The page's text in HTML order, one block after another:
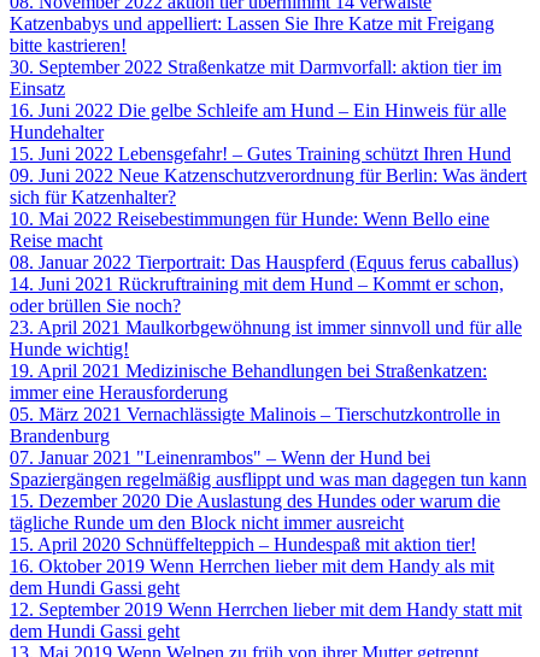
Katzenbabys und appelliert: Lassen Sie Ihre Katze mit Freigang
bitte kastrieren!
30. September 2022 Straßenkatze mit Darmvorfall: aktion tier im
Einsatz
16. Juni 2022 Die gelbe Schleife am Hund – Ein Hinweis für alle
Hundehalter
15. Juni 2022 Lebensgefahr! – Gutes Training schützt Ihren Hund
09. Juni 2022 Neue Katzenschutzverordnung für Berlin: Was ändert
sich für Katzenhalter?
10. Mai 2022 Reisebestimmungen für Hunde: Wenn Bello eine
Reise macht
08. Januar 2022 Tierportrait: Das Hauspferd (Equus ferus caballus)
14. Juni 2021 Rückruftraining mit dem Hund – Kommt er schon,
oder brüllen Sie noch?
23. April 2021 Maulkorbgewöhnung ist immer sinnvoll und für alle
Hunde wichtig!
19. April 2021 Medizinische Behandlungen bei Straßenkatzen:
immer eine Herausforderung
05. März 2021 Vernachlässigte Malinois – Tierschutzkontrolle in
Brandenburg
07. Januar 2021 "Leinenrambos" – Wenn der Hund bei
Spaziergängen regelmäßig ausflippt und was man dagegen tun kann
15. Dezember 2020 Die Auslastung des Hundes oder warum die
tägliche Runde um den Block nicht immer ausreicht
15. April 2020 Schnüffelteppich – Hundespaß mit aktion tier!
16. Oktober 2019 Wenn Herrchen lieber mit dem Handy als mit
dem Hundi Gassi geht
12. September 2019 Wenn Herrchen lieber mit dem Handy statt mit
dem Hundi Gassi geht